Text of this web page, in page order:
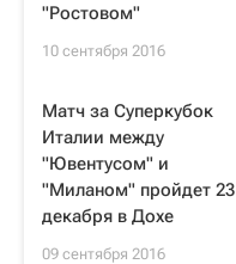
"Ростовом"
10 сентября 2016
Матч за Суперкубок
Италии между
"Ювентусом" и
"Миланом" пройдет 23
декабря в Дохе
09 сентября 2016